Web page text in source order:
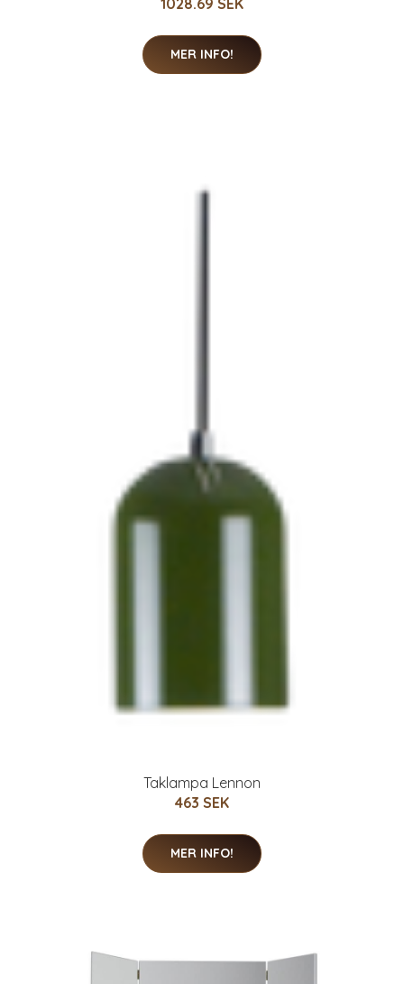
1028.69 SEK
MER INFO!
Taklampa Lennon
463 SEK
MER INFO!